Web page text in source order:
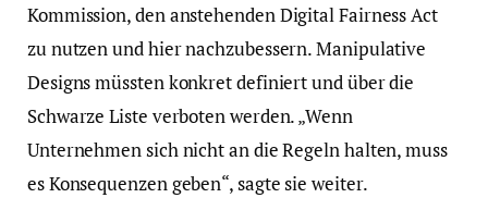
Kommission, den anstehenden Digital Fairness Act
zu nutzen und hier nachzubessern. Manipulative
Designs müssten konkret definiert und über die
Schwarze Liste verboten werden. „Wenn
Unternehmen sich nicht an die Regeln halten, muss
es Konsequenzen geben“, sagte sie weiter.